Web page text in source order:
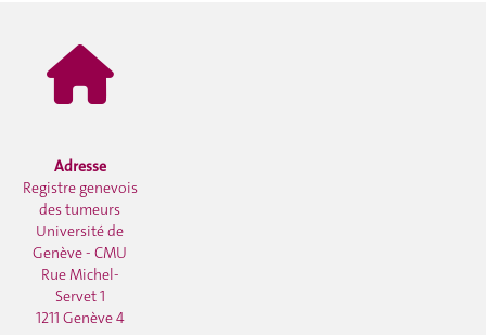
Adresse
Registre genevois
des tumeurs
Université de
Genève - CMU
Rue Michel-
Servet 1
1211 Genève 4